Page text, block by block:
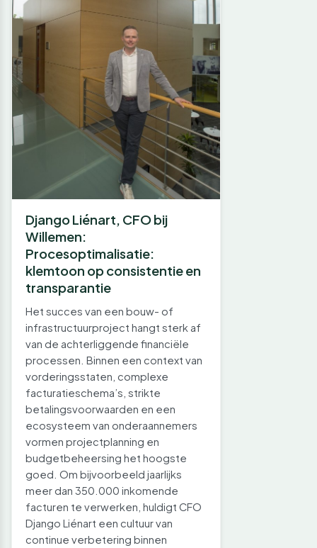
Django Liénart, CFO bij
Willemen:
Procesoptimalisatie:
klemtoon op consistentie en
transparantie
Het succes van een bouw- of
infrastructuurproject hangt sterk af
van de achterliggende financiële
processen. Binnen een context van
vorderingsstaten, complexe
facturatieschema’s, strikte
betalingsvoorwaarden en een
ecosysteem van onderaannemers
vormen projectplanning en
budgetbeheersing het hoogste
goed. Om bijvoorbeeld jaarlijks
meer dan 350.000 inkomende
facturen te verwerken, huldigt CFO
Django Liénart een cultuur van
continue verbetering binnen